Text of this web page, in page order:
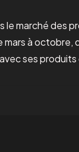
le marché des
mars à octobre,
ses produits